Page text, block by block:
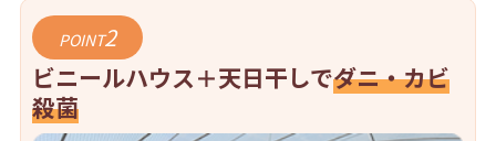
POINT2
ビニールハウス＋天日干しでダニ・カビ
殺菌